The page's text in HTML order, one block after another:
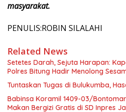
masyarakat.
PENULIS:ROBIN SILALAHI
Related News
Setetes Darah, Sejuta Harapan:
Polres Bitung Hadir Menolong
Tuntaskan Tugas di Bulukumba,
Babinsa Koramil 1409-03/
Makan Bergizi Gratis di SD Inpres